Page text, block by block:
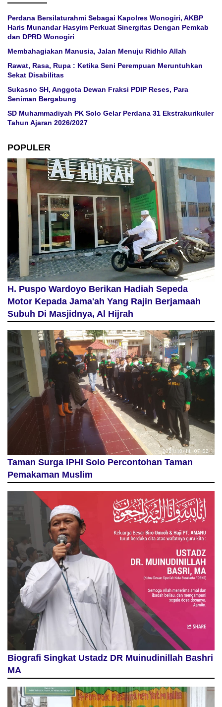
Perdana Bersilaturahmi Sebagai Kapolres Wonogiri, AKBP
Haris Munandar Hasyim Perkuat Sinergitas Dengan Pemkab
dan DPRD Wonogiri
Membahagiakan Manusia, Jalan Menuju Ridhlo Allah
Rawat, Rasa, Rupa : Ketika Seni Perempuan Meruntuhkan
Sekat Disabilitas
Sukasno SH, Anggota Dewan Fraksi PDIP Reses, Para
Seniman Bergabung
SD Muhammadiyah PK Solo Gelar Perdana 31 Ekstrakurikuler
Tahun Ajaran 2026/2027
POPULER
H. Puspo Wardoyo Berikan Hadiah Sepeda
Motor Kepada Jama'ah Yang Rajin Berjamaah
Subuh Di Masjidnya, Al Hijrah
Taman Surga IPHI Solo Percontohan Taman
Pemakaman Muslim
Biografi Singkat Ustadz DR Muinudinillah Bashri
MA